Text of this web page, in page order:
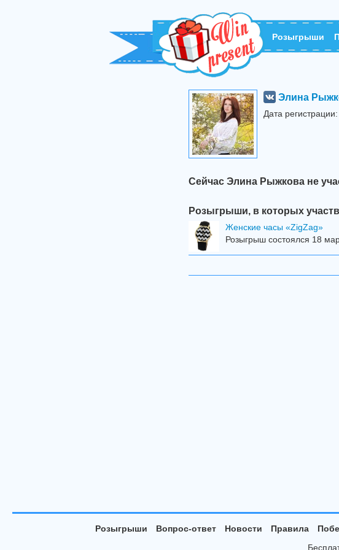
Розыгрыши
Элина
Дата
Сейчас Элина Рыжкова не
Розыгрыши, в которых
Женские часы «ZigZag»
Розыгрыш состоялся 18
Розыгрыши Вопрос-ответ Новости Правила